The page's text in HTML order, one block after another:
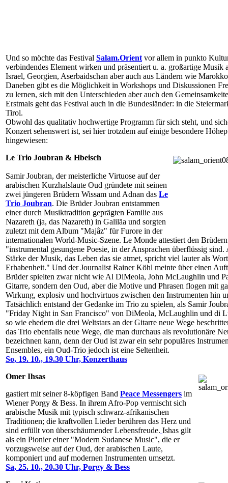
Und so möchte das Festival Salam.Orient vor allem in punkto
verbindendes Element wirken und präsentiert u. a. großartige Musik
Israel, Georgien, Aserbaidschan aber auch aus Ländern wie
Daneben gibt es die Möglichkeit in Workshops und Diskussionen
zu lernen, sich mit den Unterschieden aber auch den
Erstmals geht das Festival auch in die Bundesländer: in die
Tirol.
Obwohl das qualitativ hochwertige Programm für sich steht, und
Konzert sehenswert ist, sei hier trotzdem auf einige besondere
hingewiesen:
Le Trio Joubran & Hbeisch
Samir Joubran, der meisterliche Virtuose auf der
arabischen Kurzhalslaute Oud gründete mit seinen
zwei jüngeren Brüdern Wissam und Adnan das Le
Trio Joubran. Die Brüder Joubran entstammen
einer durch Musiktradition geprägten Familie aus
Nazareth (ja, das Nazareth) in Galiläa und sorgten
zuletzt mit dem Album "Majâz" für Furore in der
internationalen World-Music-Szene. Le Monde attestiert den
"instrumental gesungene Poesie, in der Ansprachen überflüssig
Stärke der Musik, das Leben das sie atmet, spricht viel lauter als
Erhabenheit." Und der Journalist Rainer Köhl meinte über einen
Brüder spielten zwar nicht wie Al DiMeola, John McLaughlin und
Gitarre, sondern den Oud, aber die Motive und Phrasen flogen mit
Wirkung, explosiv und hochvirtuos zwischen den Instrumenten hin
Tatsächlich entstand der Gedanke im Trio zu spielen, als Samir
"Friday Night in San Francisco" von DiMeola, McLaughlin und di
so wie ehedem die drei Weltstars an der Gitarre neue Wege
das Trio ebenfalls neue Wege, die man durchaus als revolutionäre
bezeichnen kann, denn der Oud ist zwar ein sehr populäres
Ensembles, ein Oud-Trio jedoch ist eine Seltenheit.
So, 19. 10., 19.30 Uhr, Konzerthaus
Omer Ihsas
gastiert mit seiner 8-köpfigen Band Peace Messengers im
Wiener Porgy & Bess. In ihrem Afro-Pop vermischt sich
arabische Musik mit typisch schwarz-afrikanischen
Traditionen; die kraftvollen Lieder berühren das Herz und
sind erfüllt von überschäumender Lebensfreude. Ishas gilt
als ein Pionier einer "Modern Sudanese Music", die er
vorzugsweise auf der Oud, der arabischen Laute,
komponiert und auf modernen Instrumenten umsetzt.
Sa, 25. 10., 20.30 Uhr, Porgy & Bess